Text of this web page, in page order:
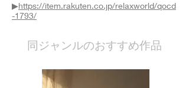
▶https://item.rakuten.co.jp/relaxworld/qocd
-1793/
​同ジャンルのおすすめ作品